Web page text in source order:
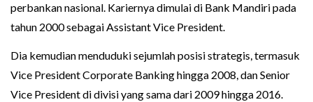
perbankan nasional. Kariernya dimulai di Bank Mandiri pada
tahun 2000 sebagai Assistant Vice President.
Dia kemudian menduduki sejumlah posisi strategis, termasuk
Vice President Corporate Banking hingga 2008, dan Senior
Vice President di divisi yang sama dari 2009 hingga 2016.